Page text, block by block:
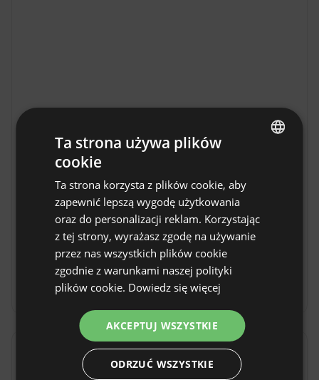
Miejsce kamperowe i namiotowe -
Zaczarowany las w Kaniowie
Miejsce kamperowe i namiotowe -
Zaczarowany las w Kaniowie to idealne miejsce
dla Gości ceniących bliskość Natury i spokój.
Kaniów, położony w województwie
dogodne warunki do wypoczynku na łonie
Natury. To świetna baza wypadowa dla
miłośników turystyki i podróży, którzy chcą
odkrywać malownicze zakątki regionu. Goście
Pokaż więcej
SPANISH
GERMAN
DUTCH
Ta strona używa plików
cookie
Ta strona korzysta z plików cookie, aby
zapewnić lepszą wygodę użytkowania
oraz do personalizacji reklam. Korzystając
z tej strony, wyrażasz zgodę na używanie
przez nas wszystkich plików cookie
zgodnie z warunkami naszej polityki
plików cookie. Dowiedz się więcej
AKCEPTUJ WSZYSTKIE
ODRZUĆ WSZYSTKIE